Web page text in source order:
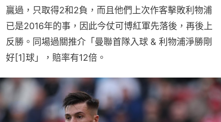
贏過，只取得2和2負，而且他們上次作客擊敗利物浦
已是2016年的事，因此今仗可博紅軍先落後，再後上
反勝。同場過關推介「曼聯首隊入球 & 利物浦淨勝剛
好[1]球」，賠率有12倍。